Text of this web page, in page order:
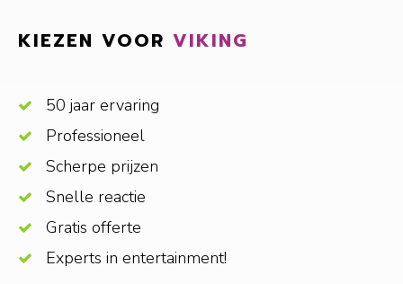
KIEZEN VOOR VIKING
50 jaar ervaring
Professioneel
Scherpe prijzen
Snelle reactie
Gratis offerte
Experts in entertainment!